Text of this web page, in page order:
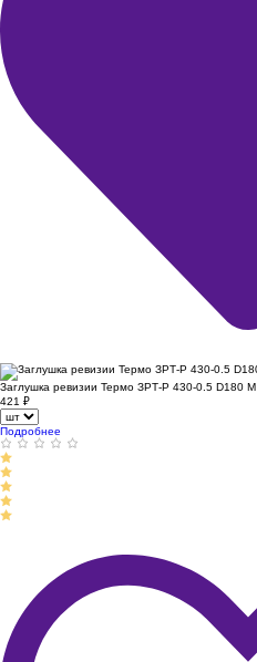
Заглушка ревизии Термо ЗРТ-Р 430-0.5 D180 М
421 ₽
Подробнее